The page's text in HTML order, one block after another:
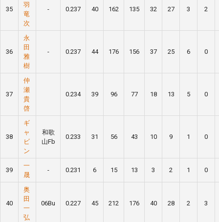
35
羽
竜
次
- 0.237 40 162 135 32 27 3 2
36
永
田
雅
樹
- 0.237 44 176 156 37 25 6 0
37
仲
瀬
貴
啓
0.234 39 96 77 18 13 5 0
38
ギ
ャ
ビ
ン
和歌
山Fb
0.233 31 56 43 10 9 1 0
39
一
晟
- 0.231 6 15 13 3 2 1 0
40
奥
田
一
弘
06Bu 0.227 45 212 176 40 28 2 3